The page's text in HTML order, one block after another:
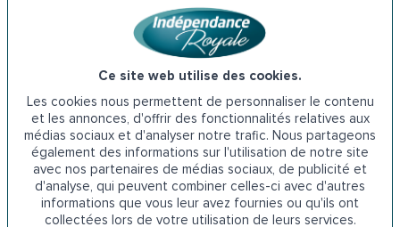
Ce site web utilise des cookies.
Les cookies nous permettent de personnaliser le contenu
et les annonces, d'offrir des fonctionnalités relatives aux
médias sociaux et d'analyser notre trafic. Nous partageons
également des informations sur l'utilisation de notre site
avec nos partenaires de médias sociaux, de publicité et
d'analyse, qui peuvent combiner celles-ci avec d'autres
informations que vous leur avez fournies ou qu'ils ont
collectées lors de votre utilisation de leurs services.
demande à la Carsat du Sud-Est.
Carsat du Sud-Est: immeuble "le président,
90 Bd Georges Pompidou, 05000 Gap
Téléphone : 09 71 10 39 60
6. Les aides de laCAF à Gap
La Caisse d’allocations familiales est l’un des organismes